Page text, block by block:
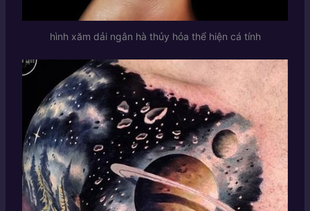
hình xăm dải ngân hà thủy hỏa thể hiện cá tính